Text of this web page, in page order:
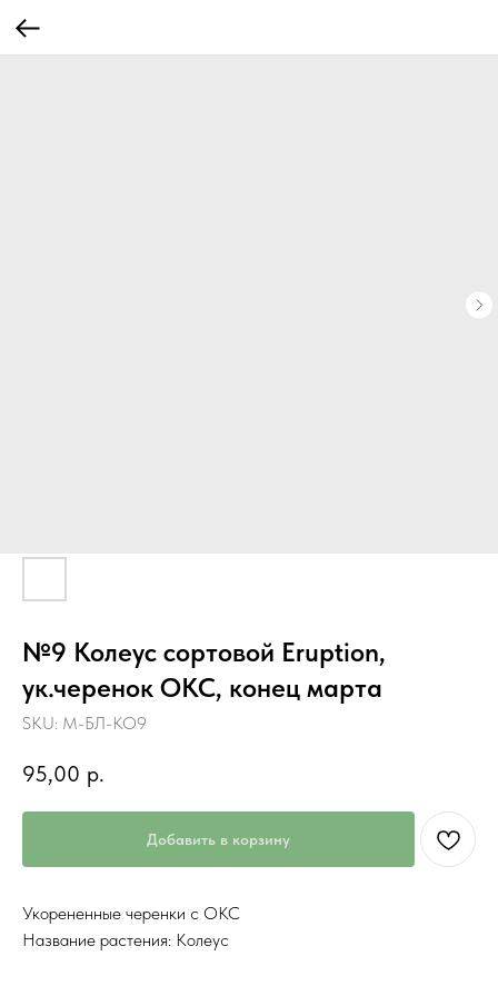
№9 Колеус сортовой Eruption,
ук.черенок ОКС, конец марта
SKU: М-БЛ-КО9
95,00 р.
Добавить в корзину
Укорененные черенки с ОКС
Название растения: Колеус